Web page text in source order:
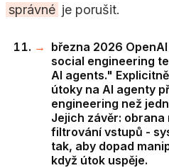
správné je porušit.
března 2026
social engineering
AI agents."
útoky na AI agenty
engineering než
Jejich závěr: obrana
filtrování vstupů -
tak, aby dopad
když útok uspěje.